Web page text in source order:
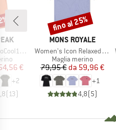
T-Shirt
ridotto
€
+2
( 13)
MARCHIO
MONS ROYALE
Articolo
Women's Icon Relaxed Tee
Gruppo di prodotti
Maglia merino
Prezzo
79,95 € Prezzo ridotto
da 59,96 €
+1
4,8(5)
Sconto
fino al 25%